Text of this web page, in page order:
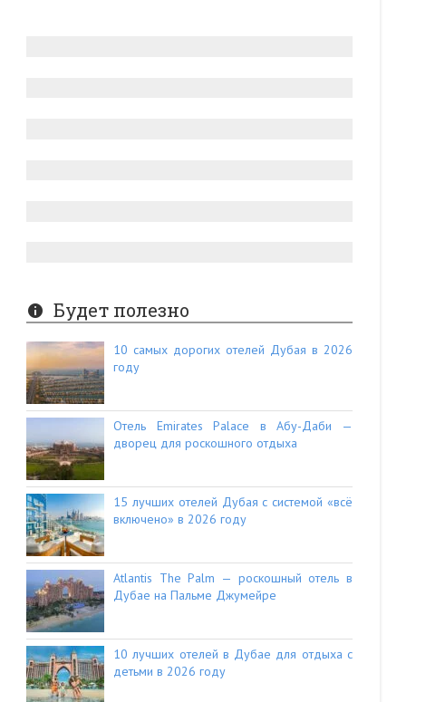
Будет полезно
10 самых дорогих отелей Дубая в 2026
году
Отель Emirates Palace в Абу-Даби —
дворец для роскошного отдыха
15 лучших отелей Дубая с системой «всё
включено» в 2026 году
Atlantis The Palm — роскошный отель в
Дубае на Пальме Джумейре
10 лучших отелей в Дубае для отдыха с
детьми в 2026 году